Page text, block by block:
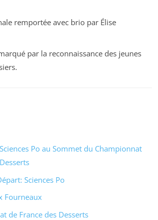
remportée avec brio par Élise
par la reconnaissance des jeunes
Po au Sommet du Championnat
Sciences Po
Fourneaux
de France des Desserts